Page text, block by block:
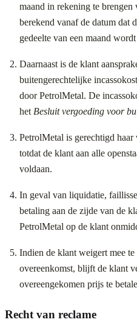
maand in rekening te brengen
berekend vanaf de datum dat
gedeelte van een maand
Daarnaast is de klant
buitengerechtelijke
door PetrolMetal. De
het Besluit vergoeding voor
PetrolMetal is gerechtigd
totdat de klant aan alle
voldaan.
In geval van liquidatie,
betaling aan de zijde van de
PetrolMetal op de klant
Indien de klant weigert mee
overeenkomst, blijft de klant
overeengekomen prijs te
Recht van reclame